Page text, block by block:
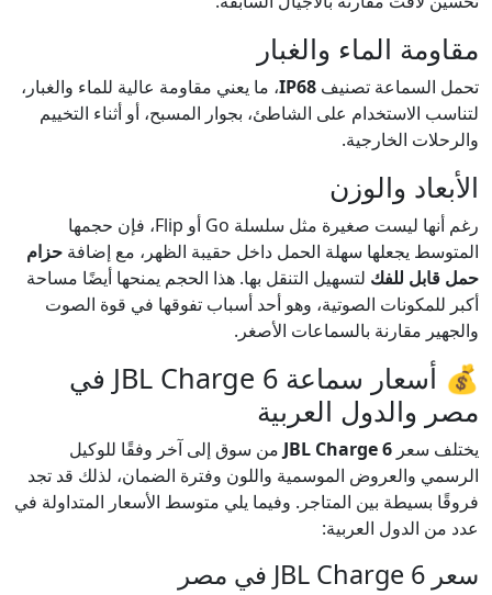
مقاومة الماء والغبار
تحمل السماعة تصنيف IP68، ما يعني مقاومة عالية للماء والغبار،
لتناسب الاستخدام على الشاطئ، بجوار المسبح، أو أثناء التخييم
والرحلات الخارجية.
الأبعاد والوزن
رغم أنها ليست صغيرة مثل سلسلة Go أو Flip، فإن حجمها
المتوسط يجعلها سهلة الحمل داخل حقيبة الظهر، مع إضافة حزام
حمل قابل للفك لتسهيل التنقل بها. هذا الحجم يمنحها أيضًا مساحة
أكبر للمكونات الصوتية، وهو أحد أسباب تفوقها في قوة الصوت
والجهير مقارنة بالسماعات الأصغر.
💰 أسعار سماعة JBL Charge 6 في
مصر والدول العربية
يختلف سعر JBL Charge 6 من سوق إلى آخر وفقًا للوكيل
الرسمي والعروض الموسمية واللون وفترة الضمان، لذلك قد تجد
فروقًا بسيطة بين المتاجر. وفيما يلي متوسط الأسعار المتداولة في
عدد من الدول العربية:
سعر JBL Charge 6 في مصر